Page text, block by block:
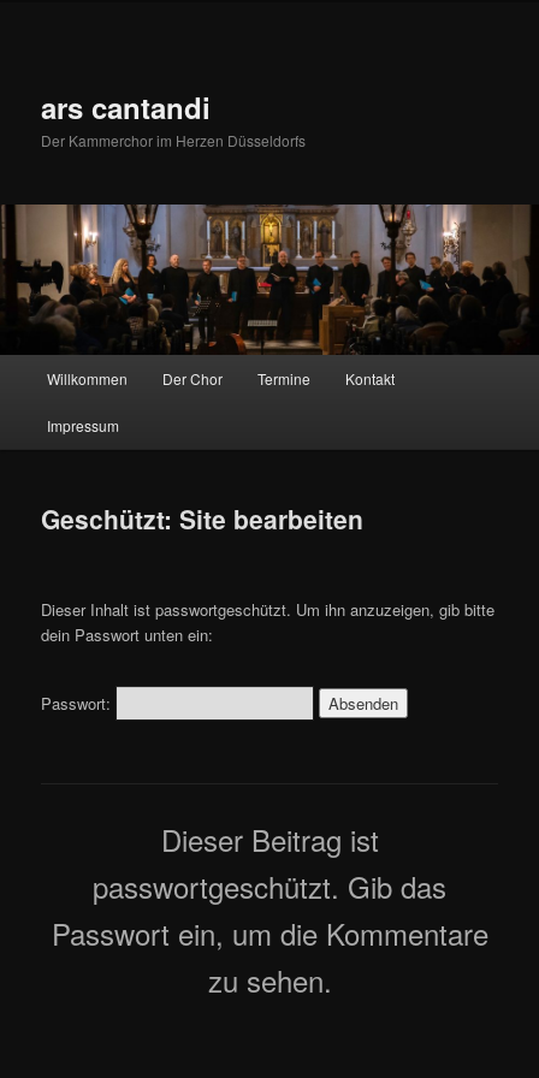
ars cantandi
Der Kammerchor im Herzen Düsseldorfs
Willkommen Der Chor Termine Kontakt
Impressum
Geschützt: Site bearbeiten
Dieser Inhalt ist passwortgeschützt. Um ihn anzuzeigen, gib bitte
dein Passwort unten ein:
Passwort:
Dieser Beitrag ist
passwortgeschützt. Gib das
Passwort ein, um die Kommentare
zu sehen.